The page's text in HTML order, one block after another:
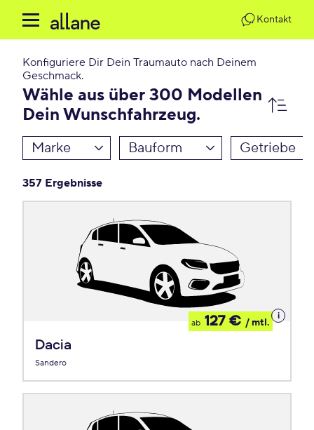
Kontakt
Konfiguriere Dir Dein Traumauto nach Deinem
Geschmack.
Wähle aus über 300 Modellen
Dein Wunschfahrzeug.
Marke Bauform Getriebe
357 Ergebnisse
Dacia
Sandero
ab 127 € / mtl.
Details
zum